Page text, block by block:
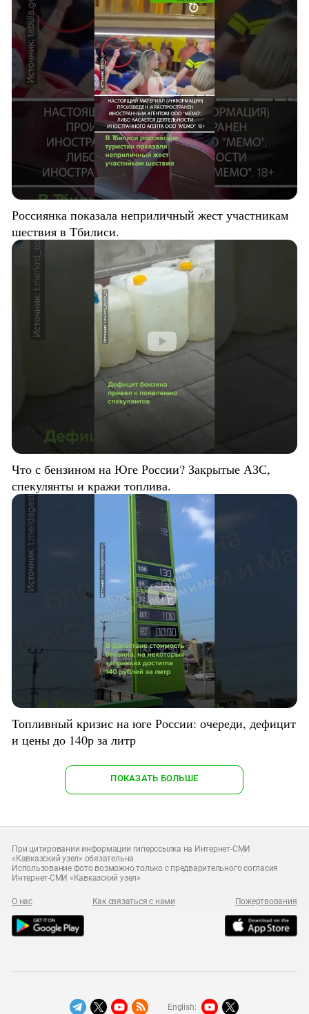
Россиянка показала неприличный жест участникам
шествия в Тбилиси.
Что с бензином на Юге России? Закрытые АЗС,
спекулянты и кражи топлива.
Топливный кризис на юге России: очереди, дефицит
и цены до 140р за литр
ПОКАЗАТЬ БОЛЬШЕ
При цитировании информации гиперссылка на Интернет-СМИ
«Кавказский узел» обязательна
Использование фото возможно только с предварительного согласия
Интернет-СМИ «Кавказский узел»
О нас Как связаться с нами Пожертвования
English: